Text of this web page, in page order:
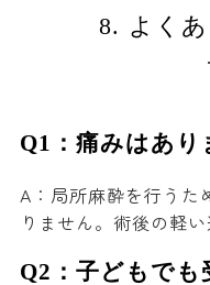
8. よくあ
Q1：痛みはあり
A：局所麻酔を行うた
りません。術後の軽
Q2：子どもでも